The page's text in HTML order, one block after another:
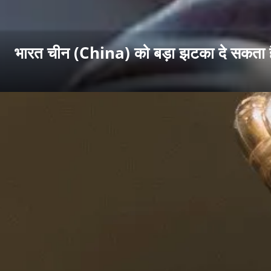
भारत चीन (China) को बड़ा झटका दे सकता